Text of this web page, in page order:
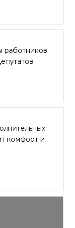
работников
комфорт и